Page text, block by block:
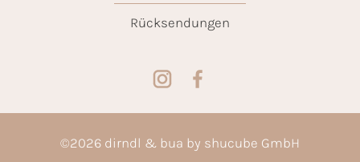
Rücksendungen
©2026 dirndl & bua by shucube GmbH